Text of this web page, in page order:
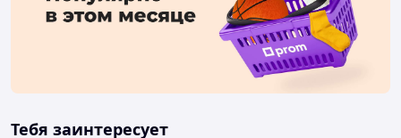
Тебя заинтересует